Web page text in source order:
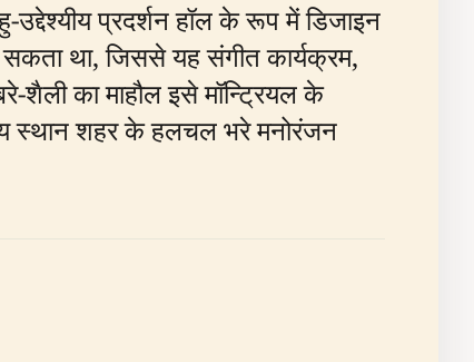
प्रदर्शन हॉल के रूप में डिजाइन
था, जिससे यह संगीत कार्यक्रम,
शैली का माहौल इसे मॉन्ट्रियल के
स्थान शहर के हलचल भरे मनोरंजन